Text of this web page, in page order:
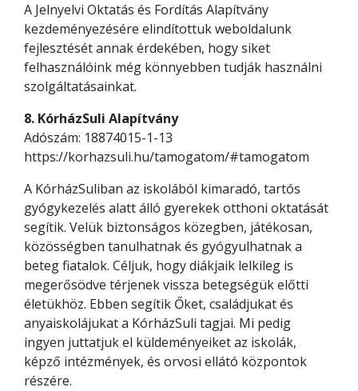
A Jelnyelvi Oktatás és Fordítás Alapítvány
kezdeményezésére elindítottuk weboldalunk
fejlesztését annak érdekében, hogy siket
felhasználóink még könnyebben tudják használni
szolgáltatásainkat.
8. KórházSuli Alapítvány
Adószám: 18874015-1-13
https://korhazsuli.hu/tamogatom/#tamogatom
A KórházSuliban az iskolából kimaradó, tartós
gyógykezelés alatt álló gyerekek otthoni oktatását
segítik. Velük biztonságos közegben, játékosan,
közösségben tanulhatnak és gyógyulhatnak a
beteg fiatalok. Céljuk, hogy diákjaik lelkileg is
megerősödve térjenek vissza betegségük előtti
életükhöz. Ebben segítik Őket, családjukat és
anyaiskolájukat a KórházSuli tagjai. Mi pedig
ingyen juttatjuk el küldeményeiket az iskolák,
képző intézmények, és orvosi ellátó központok
részére.